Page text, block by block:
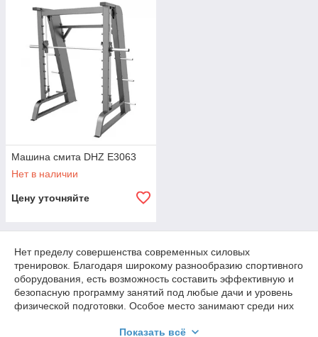
Машина смита DHZ E3063
Нет в наличии
Цену уточняйте
Нет пределу совершенства современных силовых
тренировок. Благодаря широкому разнообразию спортивного
оборудования, есть возможность составить эффективную и
безопасную программу занятий под любые дачи и уровень
физической подготовки. Особое место занимают среди них
весов и безопасность тренажерных систем. В Казахстане
Показать всё